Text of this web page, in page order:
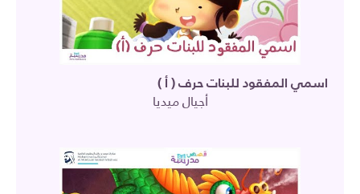
اسمي المفقود للبنات حرف ( أ )
أجيال ميديا